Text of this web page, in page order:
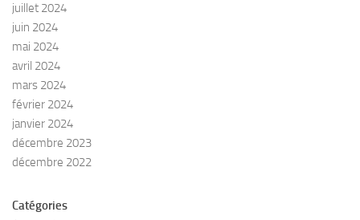
juillet 2024
juin 2024
mai 2024
avril 2024
mars 2024
février 2024
janvier 2024
décembre 2023
décembre 2022
Catégories